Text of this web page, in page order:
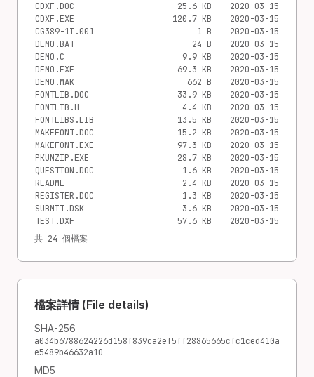
CDXF.DOC
25.6 KB
2020-03-15
CDXF.EXE
120.7 KB
2020-03-15
CG389-1I.001
1 B
2020-03-15
DEMO.BAT
24 B
2020-03-15
DEMO.C
9.9 KB
2020-03-15
DEMO.EXE
69.3 KB
2020-03-15
DEMO.MAK
662 B
2020-03-15
FONTLIB.DOC
33.9 KB
2020-03-15
FONTLIB.H
4.4 KB
2020-03-15
FONTLIBS.LIB
13.5 KB
2020-03-15
MAKEFONT.DOC
15.2 KB
2020-03-15
MAKEFONT.EXE
97.3 KB
2020-03-15
PKUNZIP.EXE
28.7 KB
2020-03-15
QUESTION.DOC
1.6 KB
2020-03-15
README
2.4 KB
2020-03-15
REGISTER.DOC
1.3 KB
2020-03-15
SUBMIT.DSK
3.6 KB
2020-03-15
TEST.DXF
57.6 KB
2020-03-15
共 24 個檔案
檔案詳情 (File details)
SHA-256
a034b6788624226d158f839ca2ef5ff28865665cfc1ced410a
e5489b46632a10
MD5